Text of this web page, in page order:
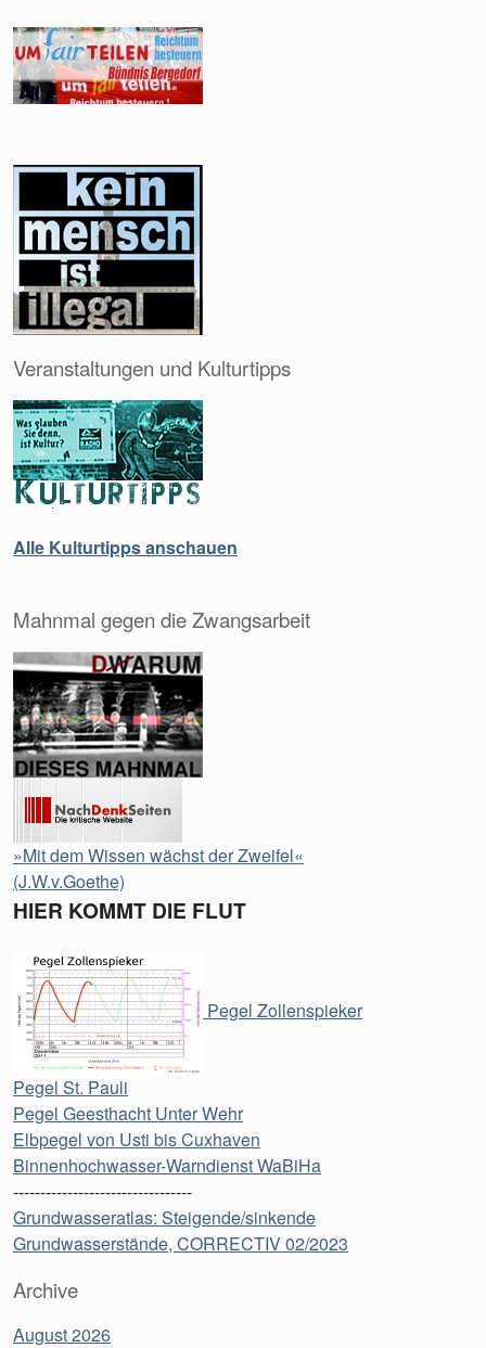
Veranstaltungen und Kulturtipps
Alle Kulturtipps anschauen
Mahnmal gegen die Zwangsarbeit
»Mit dem Wissen wächst der Zweifel«
(J.W.v.Goethe)
HIER KOMMT DIE FLUT
Pegel Zollenspieker
Pegel St. Pauli
Pegel Geesthacht Unter Wehr
Elbpegel von Usti bis Cuxhaven
Binnenhochwasser-Warndienst WaBiHa
---------------------------------
Grundwasseratlas: Steigende/sinkende
Grundwasserstände, CORRECTIV 02/2023
Archive
August 2026